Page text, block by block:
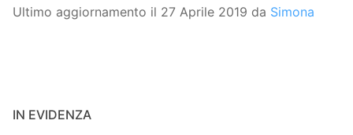
Ultimo aggiornamento il 27 Aprile 2019 da Simona
IN EVIDENZA